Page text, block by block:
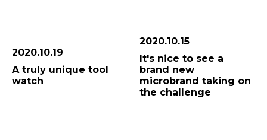
2020.10.19
A truly unique tool
watch
2020.10.15
It's nice to see a
brand new
microbrand taking on
the challenge